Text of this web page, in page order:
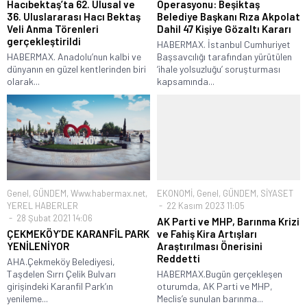
Hacıbektaş’ta 62. Ulusal ve
36. Uluslararası Hacı Bektaş
Veli Anma Törenleri
gerçekleştirildi
HABERMAX. Anadolu’nun kalbi ve
dünyanın en güzel kentlerinden biri
olarak...
Operasyonu: Beşiktaş
Belediye Başkanı Rıza Akpolat
Dahil 47 Kişiye Gözaltı Kararı
HABERMAX. İstanbul Cumhuriyet
Başsavcılığı tarafından yürütülen
‘ihale yolsuzluğu’ soruşturması
kapsamında...
Genel, GÜNDEM, Www.habermax.net,
YEREL HABERLER
28 Şubat 2021 14:06
ÇEKMEKÖY’DE KARANFİL PARK
YENİLENİYOR
AHA.Çekmeköy Belediyesi,
Taşdelen Sırrı Çelik Bulvarı
girişindeki Karanfil Park’ın
yenileme...
EKONOMİ, Genel, GÜNDEM, SİYASET
22 Kasım 2023 11:05
AK Parti ve MHP, Barınma Krizi
ve Fahiş Kira Artışları
Araştırılması Önerisini
Reddetti
HABERMAX.Bugün gerçekleşen
oturumda, AK Parti ve MHP,
Meclis’e sunulan barınma...